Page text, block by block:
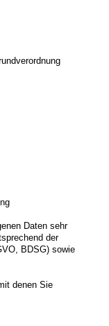
Daten sehr
der
BDSG) sowie
denen Sie